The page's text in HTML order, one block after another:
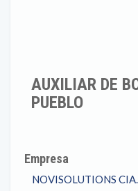
AUXILIAR DE
PUEBLO
Empresa
NOVISOLUTIONS